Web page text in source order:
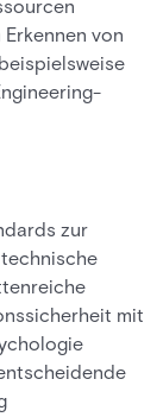
von
zur
mit